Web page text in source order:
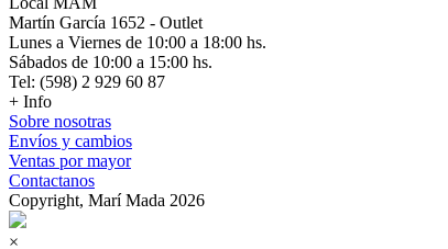
Martín García 1652 - Outlet
Lunes a Viernes de 10:00 a 18:00 hs.
Sábados de 10:00 a 15:00 hs.
Tel: (598) 2 929 60 87
+ Info
Sobre nosotras
Envíos y cambios
Ventas por mayor
Contactanos
Copyright, Marí Mada 2026
×